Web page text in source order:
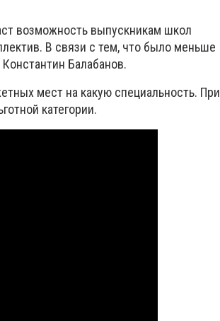
возможность выпускникам школ
В связи с тем, что было меньше
Балабанов.
мест на какую специальность. При
категории.